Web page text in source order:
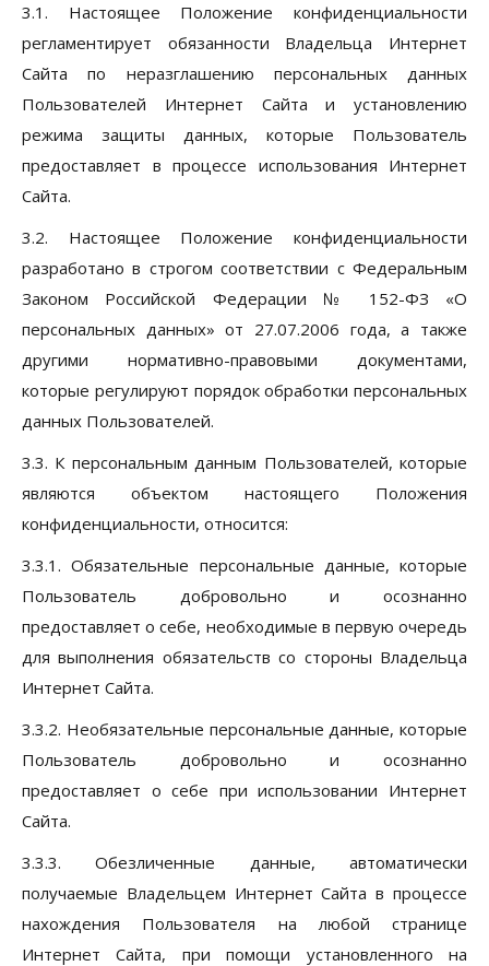
3.1. Настоящее Положение конфиденциальности
регламентирует обязанности Владельца Интернет
Сайта по неразглашению персональных данных
Пользователей Интернет Сайта и установлению
режима защиты данных, которые Пользователь
предоставляет в процессе использования Интернет
Сайта.
3.2. Настоящее Положение конфиденциальности
разработано в строгом соответствии с Федеральным
Законом Российской Федерации № 152-ФЗ «О
персональных данных» от 27.07.2006 года, а также
другими нормативно-правовыми документами,
которые регулируют порядок обработки персональных
данных Пользователей.
3.3. К персональным данным Пользователей, которые
являются объектом настоящего Положения
конфиденциальности, относится:
3.3.1. Обязательные персональные данные, которые
Пользователь добровольно и осознанно
предоставляет о себе, необходимые в первую очередь
для выполнения обязательств со стороны Владельца
Интернет Сайта.
3.3.2. Необязательные персональные данные, которые
Пользователь добровольно и осознанно
предоставляет о себе при использовании Интернет
Сайта.
3.3.3. Обезличенные данные, автоматически
получаемые Владельцем Интернет Сайта в процессе
нахождения Пользователя на любой странице
Интернет Сайта, при помощи установленного на